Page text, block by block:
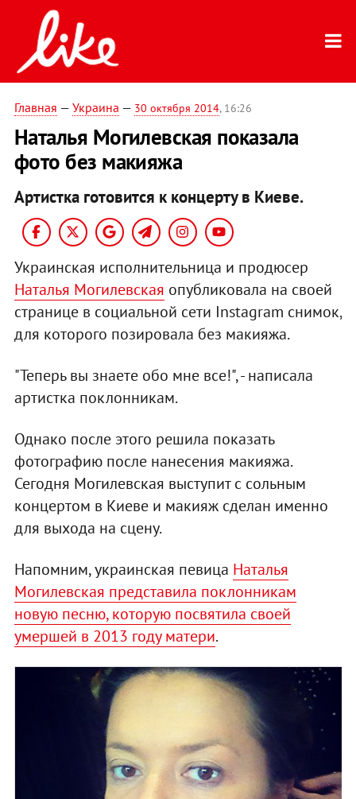
Главная — Украина — 30 октября 2014, 16:26
Наталья Могилевская показала
фото без макияжа
Артистка готовится к концерту в Киеве.
Украинская исполнительница и продюсер
Наталья Могилевская опубликовала на своей
странице в социальной сети Instagram снимок,
для которого позировала без макияжа.
"Теперь вы знаете обо мне все!", - написала
артистка поклонникам.
Однако после этого решила показать
фотографию после нанесения макияжа.
Сегодня Могилевская выступит с сольным
концертом в Киеве и макияж сделан именно
для выхода на сцену.
Напомним, украинская певица Наталья
Могилевская представила поклонникам
новую песню, которую посвятила своей
умершей в 2013 году матери.